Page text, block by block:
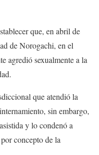
que, en abril de
de Norogachi, en el
agredió sexualmente a la
que atendió la
sin embargo,
y lo condenó a
concepto de la